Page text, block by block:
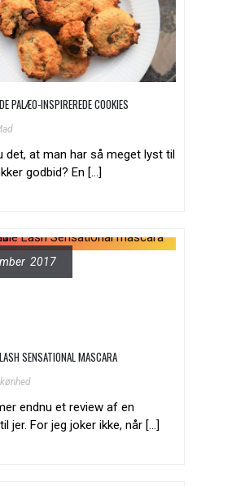
PALÆO-INSPIREREDE COOKIES
det, at man har så meget lyst til
godbid? En [...]
2017
SENSATIONAL MASCARA
endnu et review af en
jer. For jeg joker ikke, når [...]